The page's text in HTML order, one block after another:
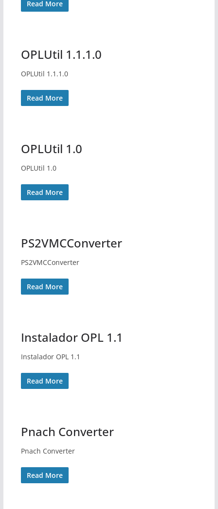
Read More
OPLUtil 1.1.1.0
OPLUtil 1.1.1.0
Read More
OPLUtil 1.0
OPLUtil 1.0
Read More
PS2VMCConverter
PS2VMCConverter
Read More
Instalador OPL 1.1
Instalador OPL 1.1
Read More
Pnach Converter
Pnach Converter
Read More